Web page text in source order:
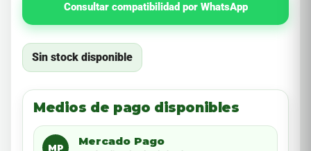
Consultar compatibilidad por WhatsApp
Sin stock disponible
Medios de pago disponibles
MP
Mercado Pago